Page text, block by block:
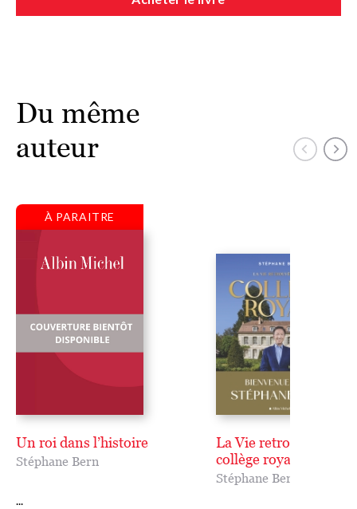
Du même
auteur
À PARAITRE
Un roi dans l’histoire
Stéphane Bern
...
La Vie retrouvée d'un
collège royal
Stéphane Bern